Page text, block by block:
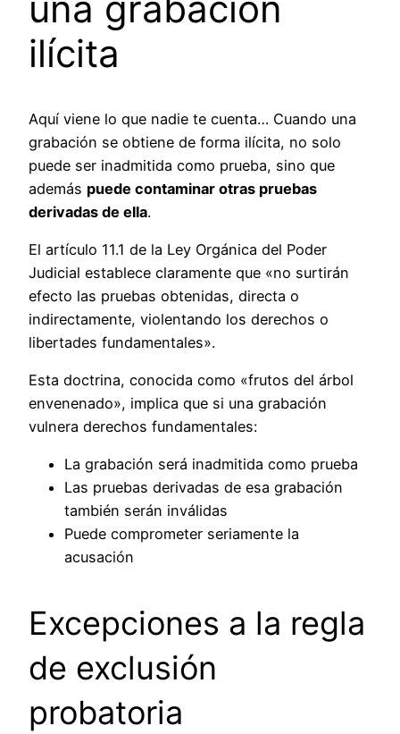
ilícita
Aquí viene lo que nadie te cuenta… Cuando una
grabación se obtiene de forma ilícita, no solo
puede ser inadmitida como prueba, sino que
además puede contaminar otras pruebas
derivadas de ella.
El artículo 11.1 de la Ley Orgánica del Poder
Judicial establece claramente que «no surtirán
efecto las pruebas obtenidas, directa o
indirectamente, violentando los derechos o
libertades fundamentales».
Esta doctrina, conocida como «frutos del árbol
envenenado», implica que si una grabación
vulnera derechos fundamentales:
La grabación será inadmitida como prueba
Las pruebas derivadas de esa grabación
también serán inválidas
Puede comprometer seriamente la
acusación
Excepciones a la regla
de exclusión
probatoria